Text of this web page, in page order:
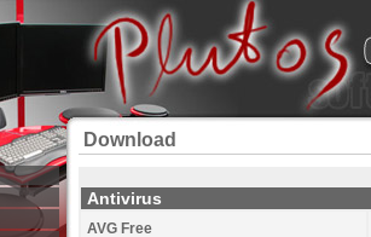
Download
Antivirus
AVG Free